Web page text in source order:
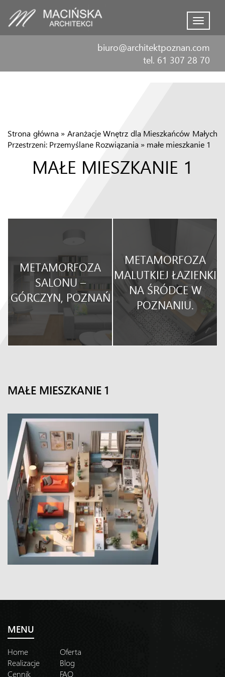
Menu
biuro@architektpoznan.com
tel. 61 307 28 70
Strona główna » Aranżacje Wnętrz dla Mieszkańców Małych
Przestrzeni: Przemyślane Rozwiązania » małe mieszkanie 1
MAŁE MIESZKANIE 1
METAMORFOZA
SALONU –
GÓRCZYN, POZNAŃ
METAMORFOZA
MALUTKIEJ ŁAZIENKI
NA ŚRÓDCE W
POZNANIU.
MAŁE MIESZKANIE 1
MENU
Home
Oferta
Realizacje
Blog
Cennik
FAQ